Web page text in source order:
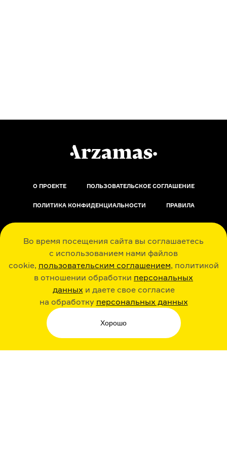
Во время посещения сайта вы соглашаетесь
с использованием нами файлов
cookie, пользовательским соглашением, политикой
в отношении обработки персональных
данных и даете свое согласие
на обработку персональных данных
Хорошо
О ПРОЕКТЕ ПОЛЬЗОВАТЕЛЬСКОЕ СОГЛАШЕНИЕ
ПОЛИТИКА КОНФИДЕНЦИАЛЬНОСТИ ПРАВИЛА
ОБРАТНАЯ СВЯЗЬ
РАДИО ARZAMAS ГУСЬГУСЬ
СТИКЕРЫ ARZAMAS